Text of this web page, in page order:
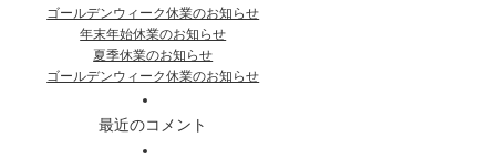
ゴールデンウィーク休業のお知らせ
年末年始休業のお知らせ
夏季休業のお知らせ
ゴールデンウィーク休業のお知らせ
最近のコメント